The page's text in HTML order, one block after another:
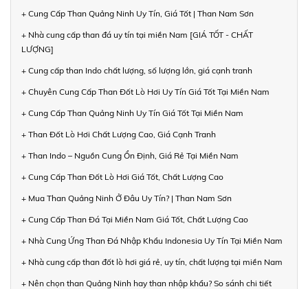
+ Cung Cấp Than Quảng Ninh Uy Tín, Giá Tốt | Than Nam Sơn
+ Nhà cung cấp than đá uy tín tại miền Nam [GIÁ TỐT - CHẤT
LƯỢNG]
+ Cung cấp than Indo chất lượng, số lượng lớn, giá cạnh tranh
+ Chuyên Cung Cấp Than Đốt Lò Hơi Uy Tín Giá Tốt Tại Miền Nam
+ Cung Cấp Than Quảng Ninh Uy Tín Giá Tốt Tại Miền Nam
+ Than Đốt Lò Hơi Chất Lượng Cao, Giá Cạnh Tranh
+ Than Indo – Nguồn Cung Ổn Định, Giá Rẻ Tại Miền Nam
+ Cung Cấp Than Đốt Lò Hơi Giá Tốt, Chất Lượng Cao
+ Mua Than Quảng Ninh Ở Đâu Uy Tín? | Than Nam Sơn
+ Cung Cấp Than Đá Tại Miền Nam Giá Tốt, Chất Lượng Cao
+ Nhà Cung Ứng Than Đá Nhập Khẩu Indonesia Uy Tín Tại Miền Nam
+ Nhà cung cấp than đốt lò hơi giá rẻ, uy tín, chất lượng tại miền Nam
+ Nên chọn than Quảng Ninh hay than nhập khẩu? So sánh chi tiết